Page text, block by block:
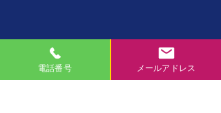
電話番号 メールアドレス